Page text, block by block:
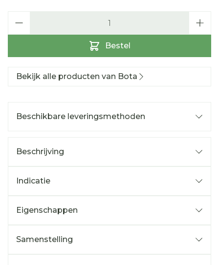
Bestel
Bekijk alle producten van Bota
Beschikbare leveringsmethoden
Beschrijving
Indicatie
Eigenschappen
Samenstelling